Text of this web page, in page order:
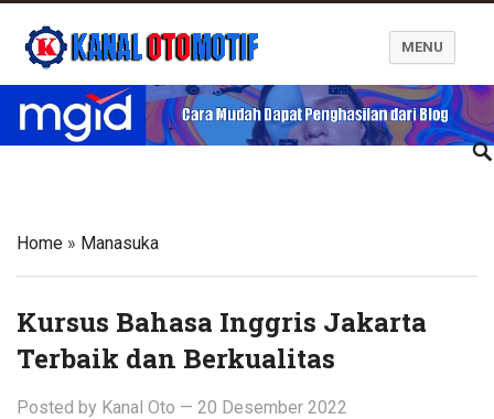
Blog Kanal Otomotif
MENU
Home » Manasuka
Kursus Bahasa Inggris Jakarta
Terbaik dan Berkualitas
Posted by Kanal Oto — 20 Desember 2022